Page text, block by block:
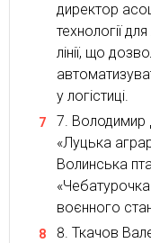
директор
технології
лінії, що
у логістиці.
Володимир
«Луцька
Волинська
воєнного
Ткачов